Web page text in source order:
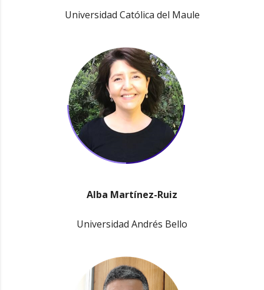
Universidad Católica del Maule
Alba Martínez-Ruiz
Universidad Andrés Bello